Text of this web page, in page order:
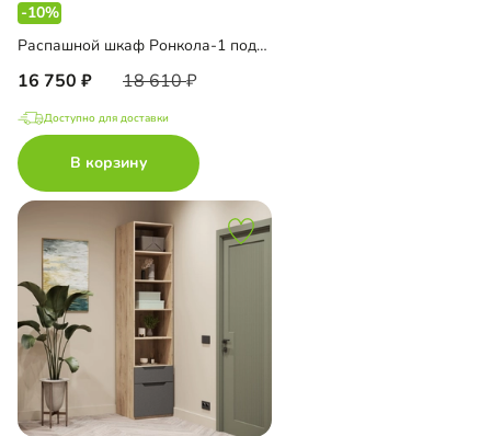
-10%
Распашной шкаф Ронкола-1 подвесной с зеркалом
16 750 18 610
Доступно для доставки
В корзину